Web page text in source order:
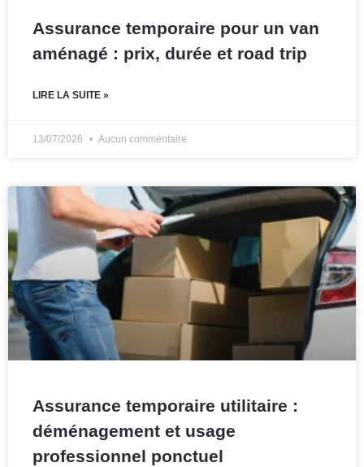
Assurance temporaire pour un van
aménagé : prix, durée et road trip
LIRE LA SUITE »
13/07/2026 Aucun commentaire
Assurance temporaire utilitaire :
déménagement et usage
professionnel ponctuel